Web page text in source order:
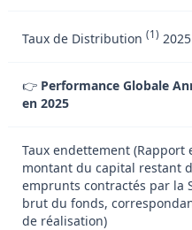
Taux de Distribution (1)
👉 Performance Globale
en 2025
Taux endettement (Rapport
montant du capital restant
emprunts contractés par la
brut du fonds,
de réalisation)